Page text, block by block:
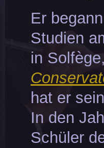
Er
Studien
in
hat er
In den
Schüler